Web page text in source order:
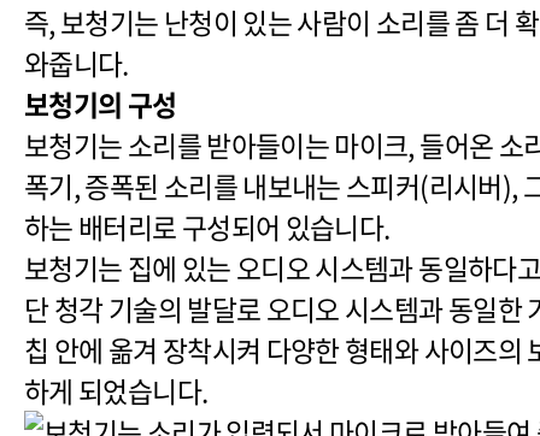
즉, 보청기는 난청이 있는 사람이 소리를 좀 더
와줍니다.
보청기의 구성
보청기는 소리를 받아들이는 마이크, 들어온 소
폭기, 증폭된 소리를 내보내는 스피커(리시버),
하는 배터리로 구성되어 있습니다.
보청기는 집에 있는 오디오 시스템과 동일하다
단 청각 기술의 발달로 오디오 시스템과 동일한
칩 안에 옮겨 장착시켜 다양한 형태와 사이즈의
하게 되었습니다.